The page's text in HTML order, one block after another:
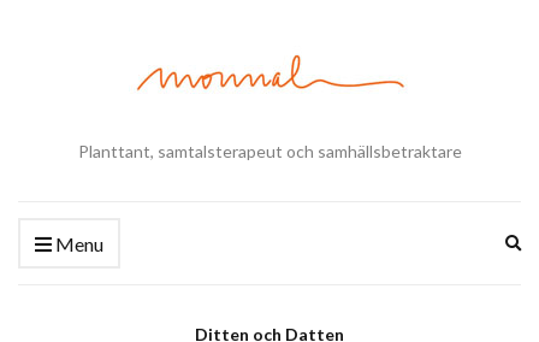
Planttant, samtalsterapeut och samhällsbetraktare
Menu
Ditten och Datten